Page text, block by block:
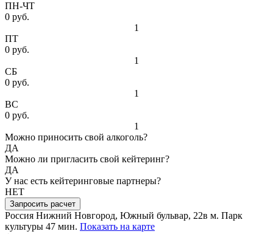
ПН-ЧТ
0 руб.
1
ПТ
0 руб.
1
СБ
0 руб.
1
ВС
0 руб.
1
Можно приносить свой алкоголь?
ДА
Можно ли пригласить свой кейтеринг?
ДА
У нас есть кейтеринговые партнеры?
НЕТ
Запросить расчет
Россия Нижний Новгород, Южный бульвар, 22в м. Парк
культуры 47 мин. Показать на карте